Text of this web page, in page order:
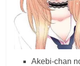
Akebi-chan